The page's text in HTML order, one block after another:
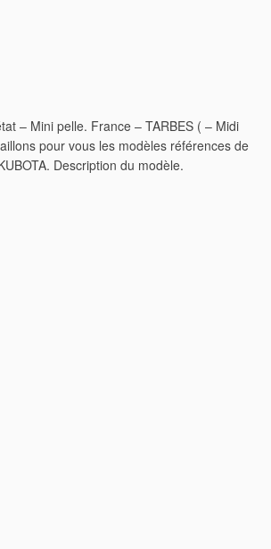
– Mini pelle. France – TARBES ( – Midi
pour vous les modèles références de
Description du modèle.